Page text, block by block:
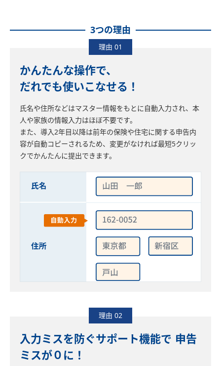
3つの理由
理由 01
かんたんな操作で、
だれでも使いこなせる！
氏名や住所などはマスター情報をもとに自動入力され、本
人や家族の情報入力はほぼ不要です。
また、導入2年目以降は前年の保険や住宅に関する申告内
容が自動コピーされるため、変更がなければ最短5クリッ
クでかんたんに提出できます。
理由 02
入力ミスを防ぐサポート機能で 申告
ミスが０に！